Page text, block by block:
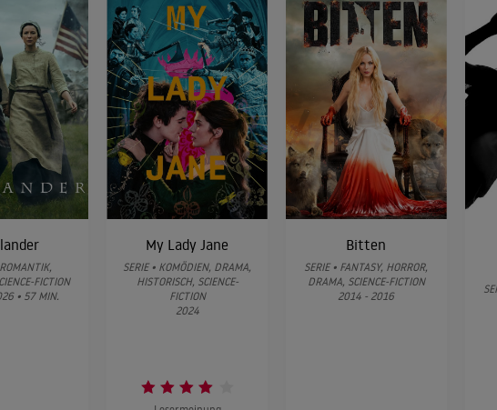
FICTION
• 57 MIN.
My Lady Jane
SERIE • KOMÖDIEN, DRAMA,
HISTORISCH, SCIENCE-
FICTION
2024
Bitten
SERIE • FANTASY, HORROR,
DRAMA, SCIENCE-FICTION
2014 - 2016